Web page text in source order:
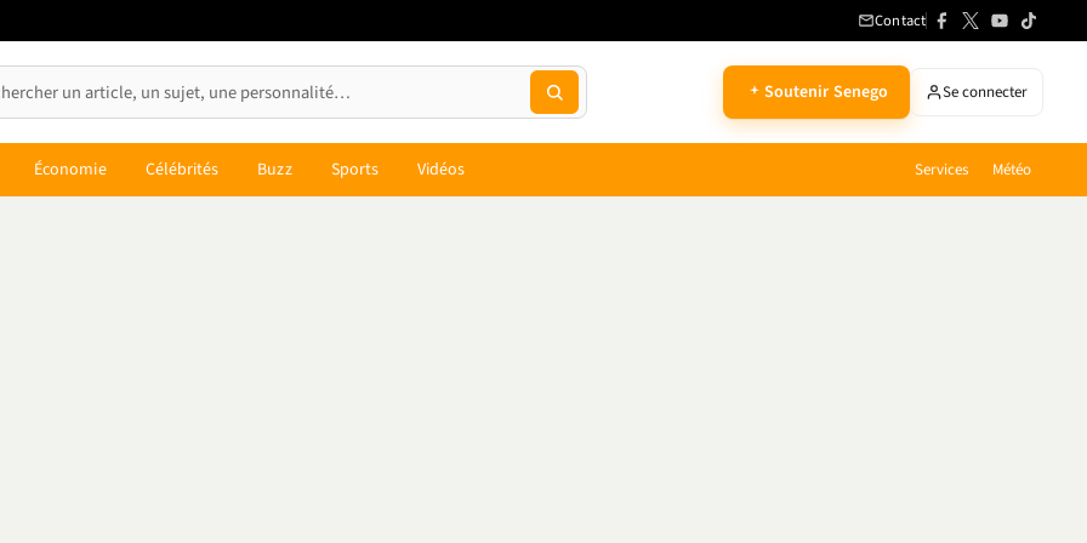
Contact
Soutenir Senego Se connecter
Économie Célébrités Buzz Sports Vidéos Services Météo